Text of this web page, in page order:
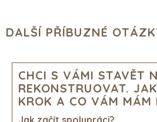
DALŠÍ PŘÍBUZNÉ
CHCI S VÁMI STAVĚT
REKONSTRUOVAT.
KROK A CO VÁM MÁM
Jak začít spolupráci?